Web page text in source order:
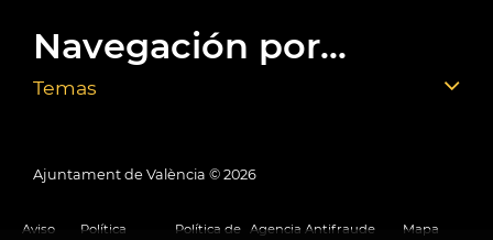
Navegación por...
Temas
Ajuntament de València © 2026
Aviso
Política
Política de Agencia Antifraude
Mapa